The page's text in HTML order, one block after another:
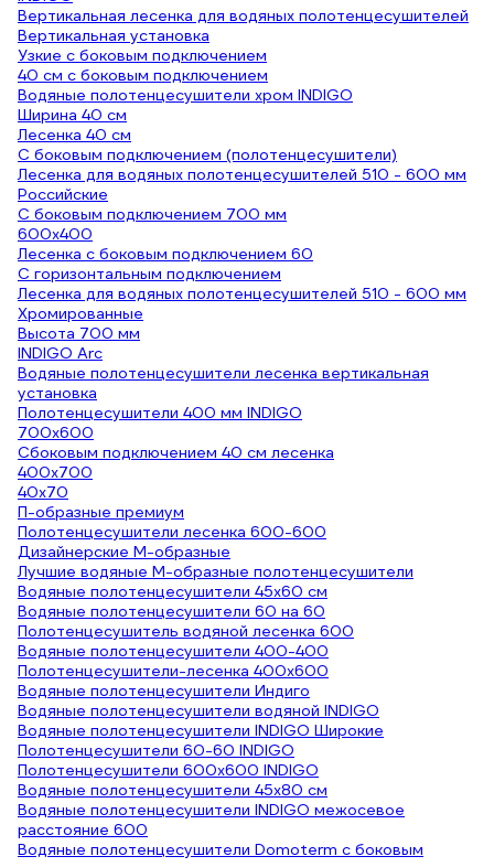
Вертикальная лесенка для водяных полотенцесушителей
Вертикальная установка
Узкие с боковым подключением
40 см с боковым подключением
Водяные полотенцесушители хром INDIGO
Ширина 40 см
Лесенка 40 см
С боковым подключением (полотенцесушители)
Лесенка для водяных полотенцесушителей 510 - 600 мм
Российские
С боковым подключением 700 мм
600x400
Лесенка с боковым подключением 60
С горизонтальным подключением
Лесенка для водяных полотенцесушителей 510 - 600 мм
Хромированные
Высота 700 мм
INDIGO Arc
Водяные полотенцесушители лесенка вертикальная
установка
Полотенцесушители 400 мм INDIGO
700х600
Сбоковым подключением 40 см лесенка
400x700
40х70
П-образные премиум
Полотенцесушители лесенка 600-600
Дизайнерские М-образные
Лучшие водяные М-образные полотенцесушители
Водяные полотенцесушители 45х60 см
Водяные полотенцесушители 60 на 60
Полотенцесушитель водяной лесенка 600
Водяные полотенцесушители 400-400
Полотенцесушители-лесенка 400х600
Водяные полотенцесушители Индиго
Водяные полотенцесушители водяной INDIGO
Водяные полотенцесушители INDIGO Широкие
Полотенцесушители 60-60 INDIGO
Полотенцесушители 600х600 INDIGO
Водяные полотенцесушители 45х80 см
Водяные полотенцесушители INDIGO межосевое
расстояние 600
Водяные полотенцесушители Domoterm с боковым